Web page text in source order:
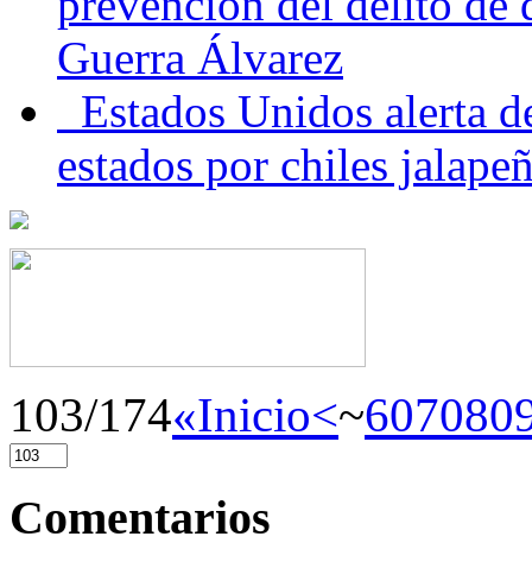
Guerra Álvarez
Estados Unidos alerta
estados por chiles
103/174«Inicio<~607080
Comentarios